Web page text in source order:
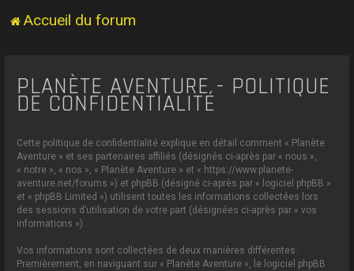
Accueil du forum
PLANÈTE AVENTURE - POLITIQUE
DE CONFIDENTIALITÉ
Cette politique de confidentialité explique en détail comment « Planète
Aventure » et ses partenaires affiliés (désignés ci-après par « nous »,
« notre », « nos », « Planète Aventure » et « https://www.planete-
aventure.net/forums ») et phpBB (désigné ci-après par « logiciel phpBB »
et « phpBB Limited ») utilisent toutes les informations collectées lors
des sessions d’utilisation de votre part (désignées ci-après par « vos
informations »).
Vos informations sont collectées de deux manières différentes.
Premièrement, en naviguant sur « Planète Aventure », le logiciel phpBB